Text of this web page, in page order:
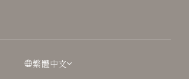
繁體中文